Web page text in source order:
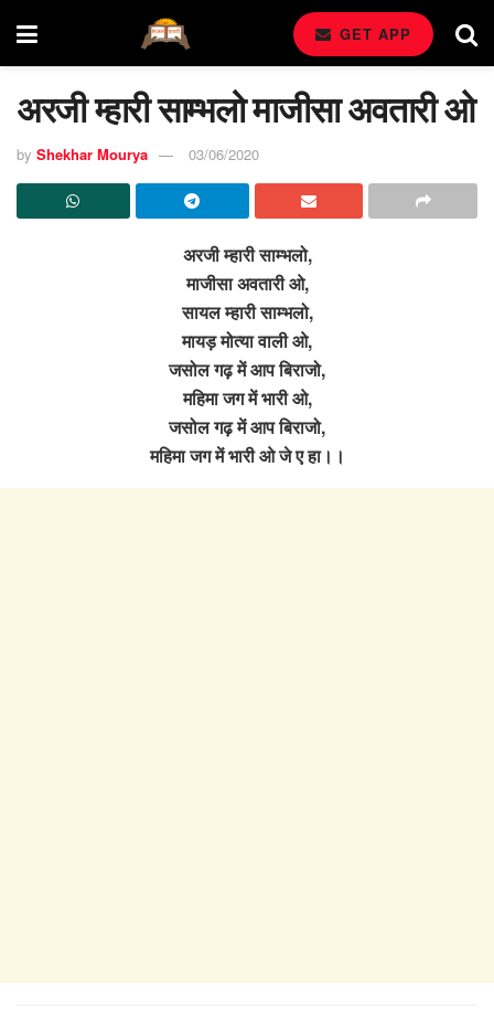
GET APP
अरजी म्हारी साम्भलो माजीसा अवतारी ओ
by Shekhar Mourya 03/06/2020
अरजी म्हारी साम्भलो,
माजीसा अवतारी ओ,
सायल म्हारी साम्भलो,
मायड़ मोत्या वाली ओ,
जसोल गढ़ में आप बिराजो,
महिमा जग में भारी ओ,
जसोल गढ़ में आप बिराजो,
महिमा जग में भारी ओ जे ए हा।।